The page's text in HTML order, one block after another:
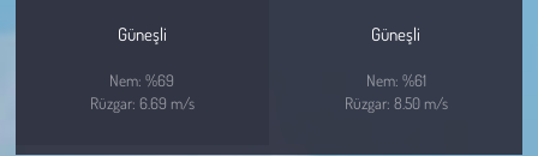
Güneşli
Nem: %69
Rüzgar: 6.69 m/s
Güneşli
Nem: %61
Rüzgar: 8.50 m/s